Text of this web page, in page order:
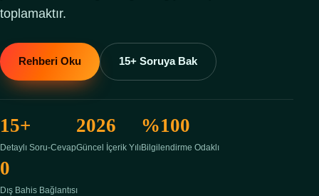
toplamaktır.
Rehberi Oku 15+ Soruya Bak
15+
Detaylı Soru-Cevap
2026
Güncel İçerik Yılı
%100
Bilgilendirme Odaklı
0
Dış Bahis Bağlantısı